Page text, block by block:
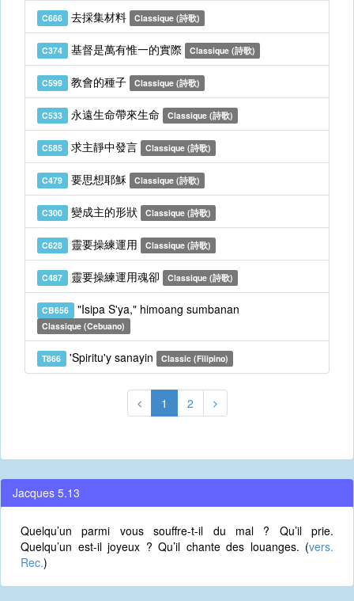
C666 去採集材料 Classique (詩歌)
C374 基督是萬有惟一的實際 Classique (詩歌)
C599 教會的種子 Classique (詩歌)
C533 永遠生命帶來生命 Classique (詩歌)
C585 求主靜中發言 Classique (詩歌)
C479 要思想耶穌 Classique (詩歌)
C300 變成主的形狀 Classique (詩歌)
C628 靈要操練運用 Classique (詩歌)
C487 靈要操練運用魂卻 Classique (詩歌)
CB656 "Isipa S'ya," himoang sumbanan
Classique (Cebuano)
T866 'Spiritu'y sanayin Classic (Filipino)
1 2
Jacques 5.13
Quelqu’un parmi vous souffre-t-il du mal ? Qu’il prie.
Quelqu’un est-il joyeux ? Qu’il chante des louanges. (vers.
Rec.)